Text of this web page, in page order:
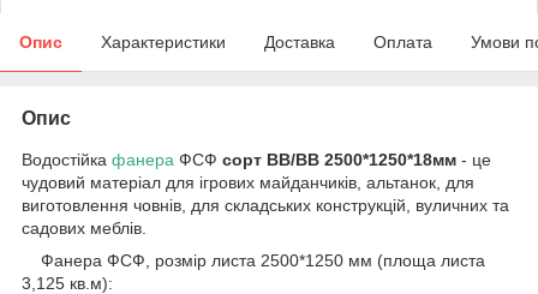
Опис Характеристики Доставка Оплата Умови
Опис
Водостійка фанера ФСФ сорт ВВ/ВВ 2500*1250*18мм - це
чудовий матеріал для ігрових майданчиків, альтанок, для
виготовлення човнів, для складських конструкцій, вуличних та
садових меблів.
Фанера ФСФ, розмір листа 2500*1250 мм (площа листа
3,125 кв.м):